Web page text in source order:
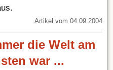
Artikel vom 04.09.2004
die Welt am
war ...